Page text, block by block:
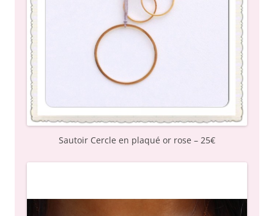
Sautoir Cercle en plaqué or rose – 25€